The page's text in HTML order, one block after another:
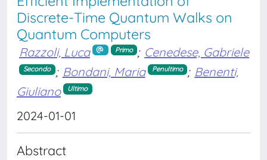
Discrete-Time Quantum Walks on
Quantum Computers
Razzoli, Luca Primo ; Cenedese, Gabriele
Secondo ; Bondani, Maria Penultimo ; Benenti,
Giuliano
Ultimo
2024-01-01
Abstract